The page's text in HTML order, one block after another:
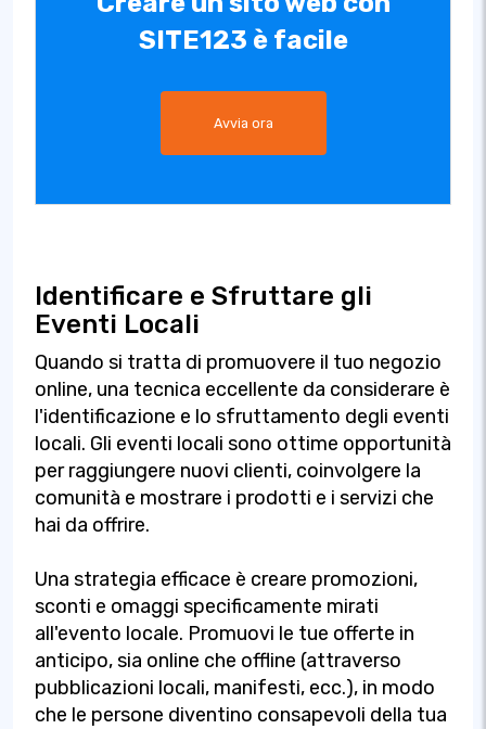
SITE123 è facile
Avvia ora
Identificare e Sfruttare gli
Eventi Locali
Quando si tratta di promuovere il tuo negozio
online, una tecnica eccellente da considerare è
l'identificazione e lo sfruttamento degli eventi
locali. Gli eventi locali sono ottime opportunità
per raggiungere nuovi clienti, coinvolgere la
comunità e mostrare i prodotti e i servizi che
hai da offrire.
Una strategia efficace è creare promozioni,
sconti e omaggi specificamente mirati
all'evento locale. Promuovi le tue offerte in
anticipo, sia online che offline (attraverso
pubblicazioni locali, manifesti, ecc.), in modo
che le persone diventino consapevoli della tua